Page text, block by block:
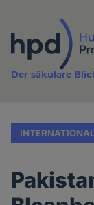
Inhalt
Der säkulare